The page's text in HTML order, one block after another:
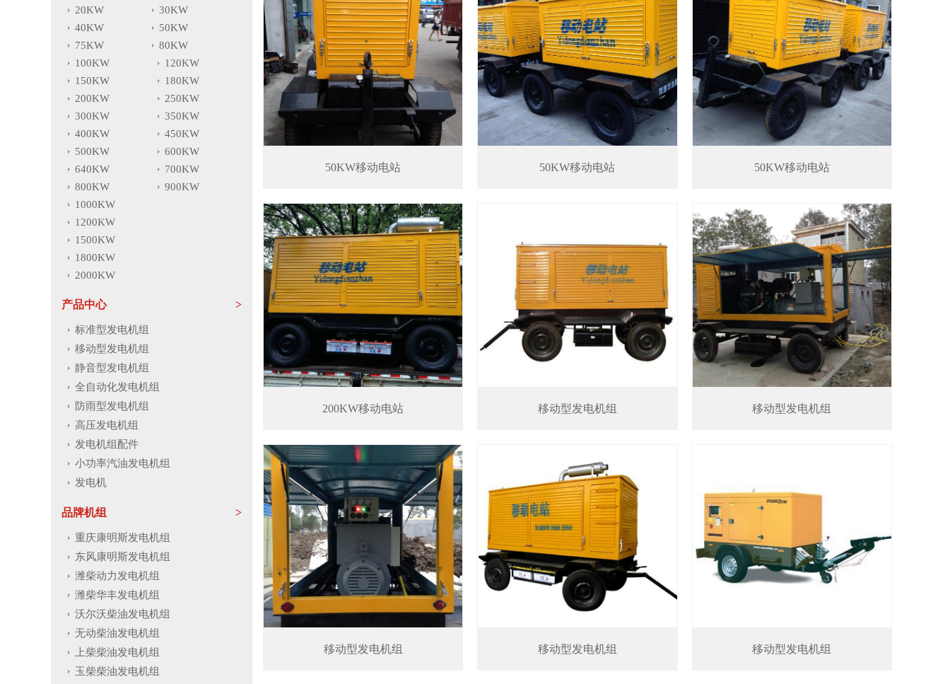
20KW
30KW
40KW
50KW
75KW
80KW
100KW
120KW
150KW
180KW
200KW
250KW
300KW
350KW
400KW
450KW
500KW
600KW
640KW
700KW
800KW
900KW
1000KW
1200KW
1500KW
1800KW
2000KW
产品中心
标准型发电机组
移动型发电机组
静音型发电机组
全自动化发电机组
防雨型发电机组
高压发电机组
发电机组配件
小功率汽油发电机组
发电机
品牌机组
重庆康明斯发电机组
东风康明斯发电机组
潍柴动力发电机组
潍柴华丰发电机组
沃尔沃柴油发电机组
无动柴油发电机组
上柴柴油发电机组
玉柴柴油发电机组
50KW移动电站 50KW移动电站 50KW移动电站
200KW移动电站 移动型发电机组 移动型发电机组
移动型发电机组 移动型发电机组 移动型发电机组